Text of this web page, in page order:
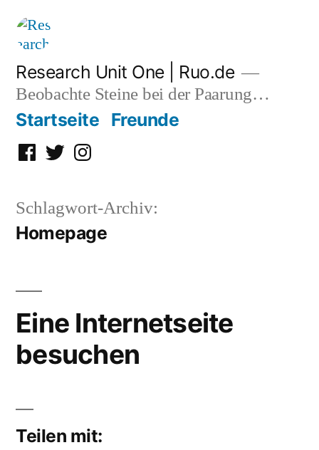
Zum
Inhalt
springen
Research Unit One | Ruo.de
Beobachte Steine bei der Paarung…
Startseite Freunde
Facebook
TwitterInstagram
Schlagwort-Archiv:
Homepage
Eine Internetseite
besuchen
Teilen mit: